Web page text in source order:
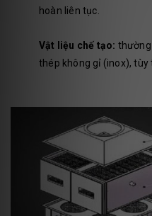
hoàn liên tục.
Vật liệu chế tạo: thường
thép không gỉ (inox),